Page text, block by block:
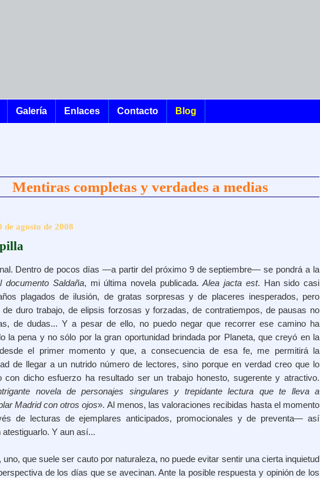
Galería Enlaces Contacto Blog
Mentiras completas y verdades a medias
de agosto de 2008
Dentro de pocos días —a partir del próximo 9 de septiembre— se pondrá a la
documento Saldaña, mi última novela publicada.Alea jacta est. Han sido casi
plagados de ilusión, de gratas sorpresas y de placeres inesperados, pero
de duro trabajo, de elipsis forzosas y forzadas, de contratiempos, de pausas no
de dudas... Y a pesar de ello, no puedo negar que recorrer ese camino ha
la pena y no sólo por la gran oportunidad brindada por Planeta, que creyó en la
el primer momento y que, a consecuencia de esa fe, me permitirá la
de llegar a un nutrido número de lectores, sino porque en verdad creo que lo
con dicho esfuerzo ha resultado ser un trabajo honesto, sugerente y atractivo.
novela de personajes singulares y trepidante lectura que te lleva a
Madrid con otros ojos». Al menos, las valoraciones recibidas hasta el momento
de lecturas de ejemplares anticipados, promocionales y de preventa— así
atestiguarlo. Y aun así...
uno, que suele ser cauto por naturaleza, no puede evitar sentir una cierta inquietud
de los días que se avecinan. Ante la posible respuesta y opinión de los